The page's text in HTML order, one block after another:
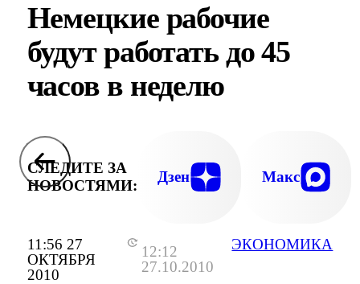
11:56 27
ОКТЯБРЯ
2010
12:12
27.10.2010
ЭКОНОМИКА
Немецкие рабочие
будут работать до 45
часов в неделю
СЛЕДИТЕ ЗА
НОВОСТЯМИ:
Дзен Макс